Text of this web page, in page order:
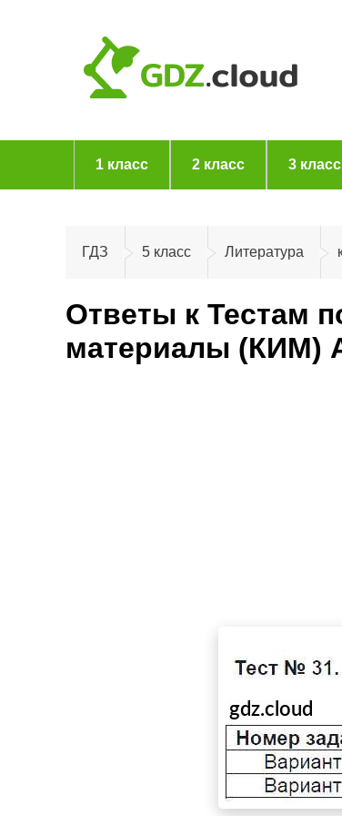
1 класс 2 класс 3 класс
ГДЗ 5 класс Литература
Ответы к Тестам
материалы (КИМ)